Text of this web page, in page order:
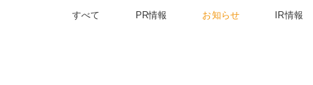
すべて PR情報 お知らせ IR情報